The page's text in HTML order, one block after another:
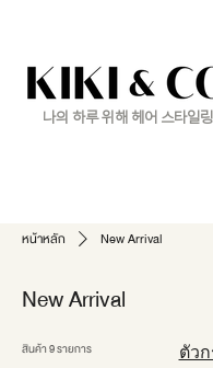
나의 하루 위해 헤어 스타일링
หน้าหลัก New Arrival
New Arrival
สินค้า 9 รายการ ตัวก